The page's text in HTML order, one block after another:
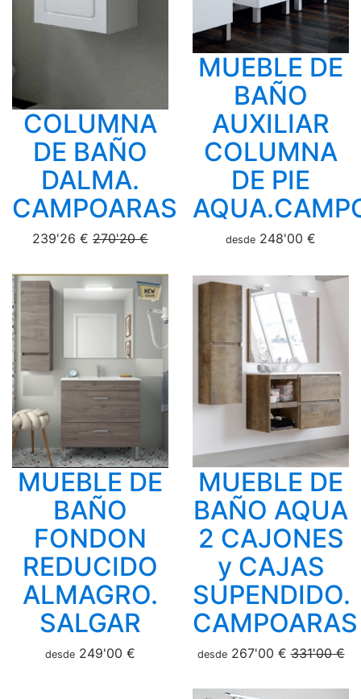
COLUMNA
DE BAÑO
DALMA.
CAMPOARAS
239'26 € 270'20 €
MUEBLE DE
BAÑO
AUXILIAR
COLUMNA
DE PIE
desde 248'00 €
MUEBLE DE
BAÑO
FONDON
REDUCIDO
ALMAGRO.
SALGAR
desde 249'00 €
MUEBLE DE
BAÑO AQUA
2 CAJONES
y CAJAS
SUPENDIDO.
CAMPOARAS
desde267'00 €331'00 €